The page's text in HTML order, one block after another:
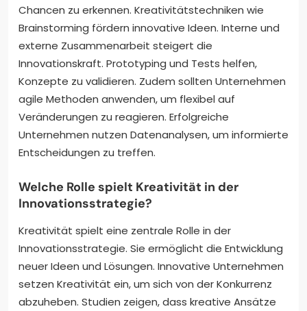
Chancen zu erkennen. Kreativitätstechniken wie
Brainstorming fördern innovative Ideen. Interne und
externe Zusammenarbeit steigert die
Innovationskraft. Prototyping und Tests helfen,
Konzepte zu validieren. Zudem sollten Unternehmen
agile Methoden anwenden, um flexibel auf
Veränderungen zu reagieren. Erfolgreiche
Unternehmen nutzen Datenanalysen, um informierte
Entscheidungen zu treffen.
Welche Rolle spielt Kreativität in der
Innovationsstrategie?
Kreativität spielt eine zentrale Rolle in der
Innovationsstrategie. Sie ermöglicht die Entwicklung
neuer Ideen und Lösungen. Innovative Unternehmen
setzen Kreativität ein, um sich von der Konkurrenz
abzuheben. Studien zeigen, dass kreative Ansätze